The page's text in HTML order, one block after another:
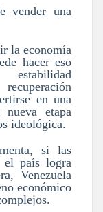
vender una
la economía
hacer eso
en una
etapa
ideológica.
si las
el país logra
Venezuela
económico